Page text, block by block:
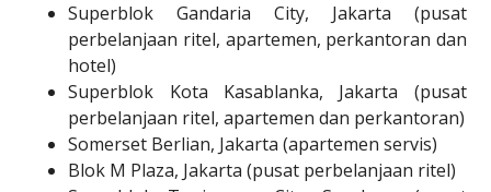
Superblok Gandaria City, Jakarta (pusat
perbelanjaan ritel, apartemen, perkantoran dan
hotel)
Superblok Kota Kasablanka, Jakarta (pusat
perbelanjaan ritel, apartemen dan perkantoran)
Somerset Berlian, Jakarta (apartemen servis)
Blok M Plaza, Jakarta (pusat perbelanjaan ritel)